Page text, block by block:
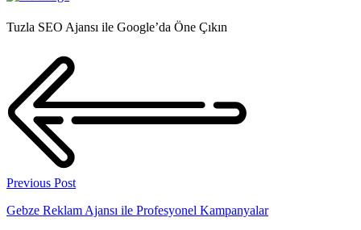
Tuzla SEO Ajansı ile Google’da Öne Çıkın
Previous Post
Gebze Reklam Ajansı ile Profesyonel Kampanyalar